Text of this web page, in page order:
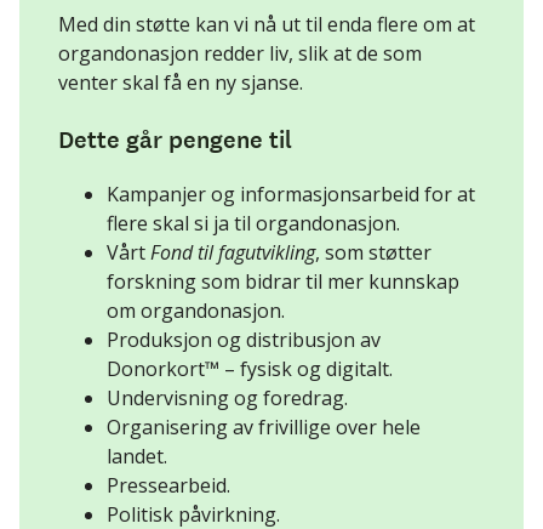
Med din støtte kan vi nå ut til enda flere om at
organdonasjon redder liv, slik at de som
venter skal få en ny sjanse.
Dette går pengene til
Kampanjer og informasjonsarbeid for at
flere skal si ja til organdonasjon.
VårtFond til fagutvikling, som støtter
forskning som bidrar til mer kunnskap
om organdonasjon.
Produksjon og distribusjon av
Donorkort™ – fysisk og digitalt.
Undervisning og foredrag.
Organisering av frivillige over hele
landet.
Pressearbeid.
Politisk påvirkning.